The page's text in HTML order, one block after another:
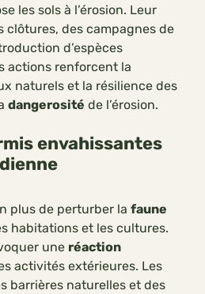
les sols à l’érosion. Leur
clôtures, des campagnes de
d’espèces
actions renforcent la
naturels et la résilience des
dangerosité de l’érosion.
envahissantes
plus de perturber la faune
habitations et les cultures.
une réaction
activités extérieures. Les
barrières naturelles et des